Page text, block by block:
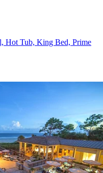
Hot Tub, King Bed, Prime